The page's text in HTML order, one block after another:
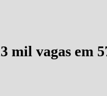
vagas em